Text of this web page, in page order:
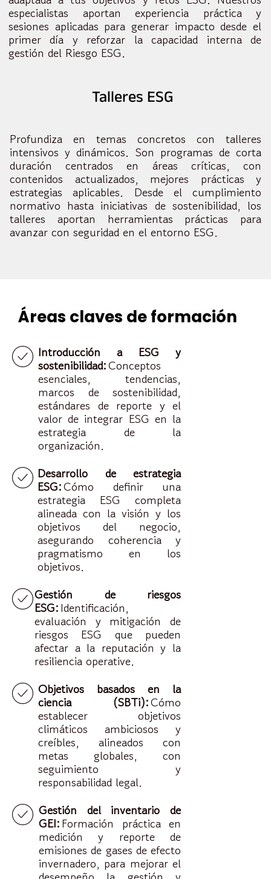
especialistas aportan experiencia práctica y
sesiones aplicadas para generar impacto desde el
primer día y reforzar la capacidad interna de
gestión del Riesgo ESG.
Talleres ESG
Profundiza en temas concretos con talleres
intensivos y dinámicos. Son programas de corta
duración centrados en áreas críticas, con
contenidos actualizados, mejores prácticas y
estrategias aplicables. Desde el cumplimiento
normativo hasta iniciativas de sostenibilidad, los
talleres aportan herramientas prácticas para
avanzar con seguridad en el entorno ESG.
Áreas claves de formación
Introducción a ESG y
sostenibilidad:Conceptos
esenciales, tendencias,
marcos de sostenibilidad,
estándares de reporte y el
valor de integrar ESG en la
estrategia de la
organización.
Desarrollo de estrategia
ESG:Cómo definir una
estrategia ESG completa
alineada con la visión y los
objetivos del negocio,
asegurando coherencia y
pragmatismo en los
objetivos.
Gestión de riesgos
ESG:Identificación,
evaluación y mitigación de
riesgos ESG que pueden
afectar a la reputación y la
resiliencia operative.
Objetivos basados en la
ciencia (SBTi):Cómo
establecer objetivos
climáticos ambiciosos y
creíbles, alineados con
metas globales, con
seguimiento y
responsabilidad legal.
Gestión del inventario de
GEI:Formación práctica en
medición y reporte de
emisiones de gases de efecto
invernadero, para mejorar el